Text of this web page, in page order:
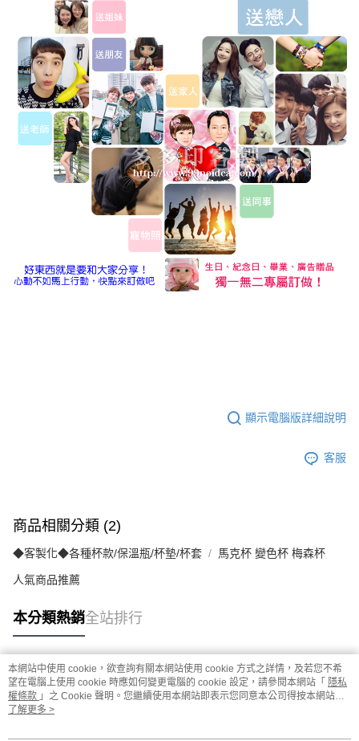
顯示電腦版詳細說明
客服
商品相關分類 (2)
◆客製化◆各種杯款/保溫瓶/杯墊/杯套 馬克杯 變色杯 梅森杯
人氣商品推薦
本分類熱銷全站排行
熱門標籤
本網站中使用 cookie，欲查詢有關本網站使用 cookie 方式之詳情，及若您不希
望在電腦上使用 cookie 時應如何變更電腦的 cookie 設定，請參閱本網站「 隱私
權條款 」之 Cookie 聲明。您繼續使用本網站即表示您同意本公司得按本網站使
用條款之 Cookie 聲明使用 cookie。
了解更多 >